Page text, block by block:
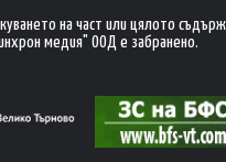
на част или цялото
медия" ООД е забранено.